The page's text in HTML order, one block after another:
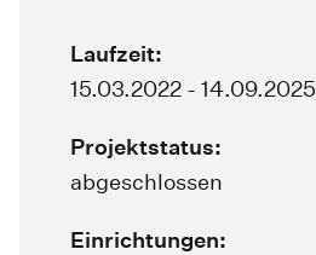
Laufzeit:
15.03.2022 - 14.09.2025
Projektstatus:
abgeschlossen
Einrichtungen: